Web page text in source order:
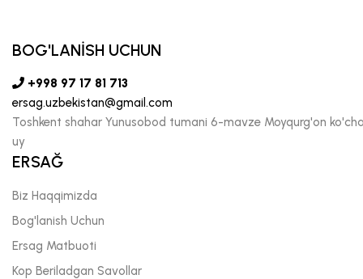
BOG'LANİSH UCHUN
+998 97 17 81 713
ersag.uzbekistan@gmail.com
Toshkent shahar Yunusobod tumani 6-mavze Moyqurg'on
uy
ERSAĞ
Biz Haqqimizda
Bog'lanish Uchun
Ersag Matbuoti
Kop Beriladgan Savollar